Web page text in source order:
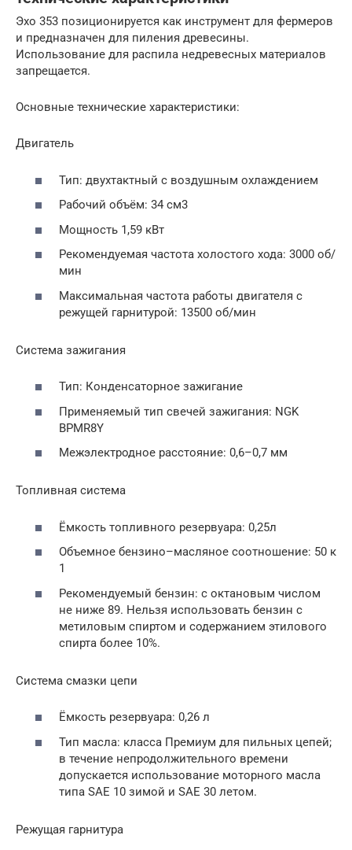
Эхо 353 позиционируется как инструмент для фермеров
и предназначен для пиления древесины.
Использование для распила недревесных материалов
запрещается.
Основные технические характеристики:
Двигатель
Тип: двухтактный с воздушным охлаждением
Рабочий объём: 34 см3
Мощность 1,59 кВт
Рекомендуемая частота холостого хода: 3000 об/
мин
Максимальная частота работы двигателя с
режущей гарнитурой: 13500 об/мин
Система зажигания
Тип: Конденсаторное зажигание
Применяемый тип свечей зажигания: NGK
BPMR8Y
Межэлектродное расстояние: 0,6–0,7 мм
Топливная система
Ёмкость топливного резервуара: 0,25л
Объемное бензино–масляное соотношение: 50 к
1
Рекомендуемый бензин: с октановым числом
не ниже 89. Нельзя использовать бензин с
метиловым спиртом и содержанием этилового
спирта более 10%.
Система смазки цепи
Ёмкость резервуара: 0,26 л
Тип масла: класса Премиум для пильных цепей;
в течение непродолжительного времени
допускается использование моторного масла
типа SAE 10 зимой и SAE 30 летом.
Режущая гарнитура